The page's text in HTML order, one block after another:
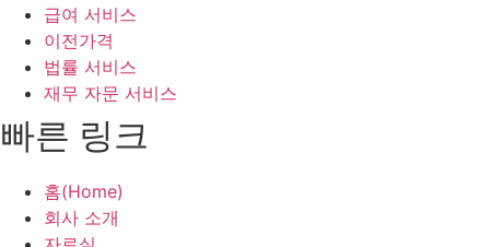
급여 서비스
이전가격
법률 서비스
재무 자문 서비스
빠른 링크
홈(Home)
회사 소개